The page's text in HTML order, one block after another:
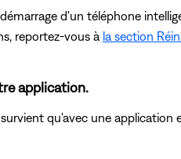
d'un téléphone
reportez-vous à la section
application.
qu'avec une application